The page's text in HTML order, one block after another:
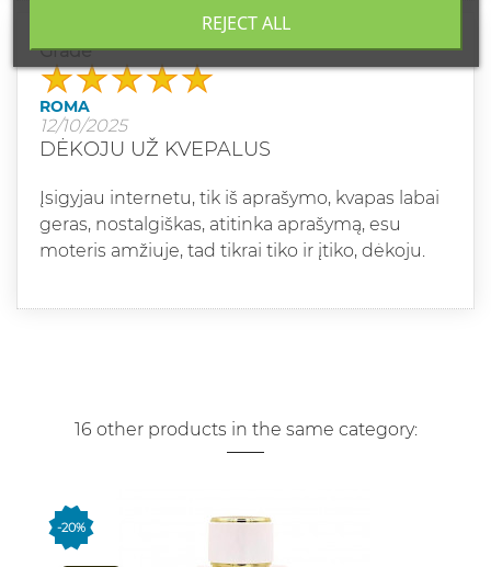
Grade
ROMA
12/10/2025
DĖKOJU UŽ KVEPALUS
Įsigyjau internetu, tik iš aprašymo, kvapas labai
geras, nostalgiškas, atitinka aprašymą, esu
moteris amžiuje, tad tikrai tiko ir įtiko, dėkoju.
16 other products in the same category:
-20%
REJECT ALL